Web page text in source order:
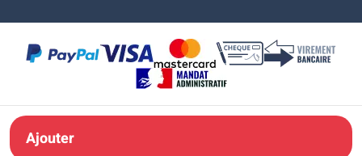
Coloris acier :Rouge - 3000
Ajouter à ma
commande
Ajouter